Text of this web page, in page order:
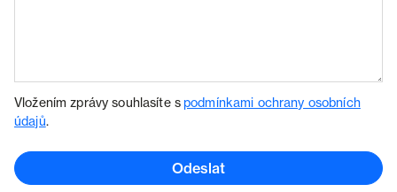
Vložením zprávy souhlasíte spodmínkami ochrany osobních
údajů.
Odeslat